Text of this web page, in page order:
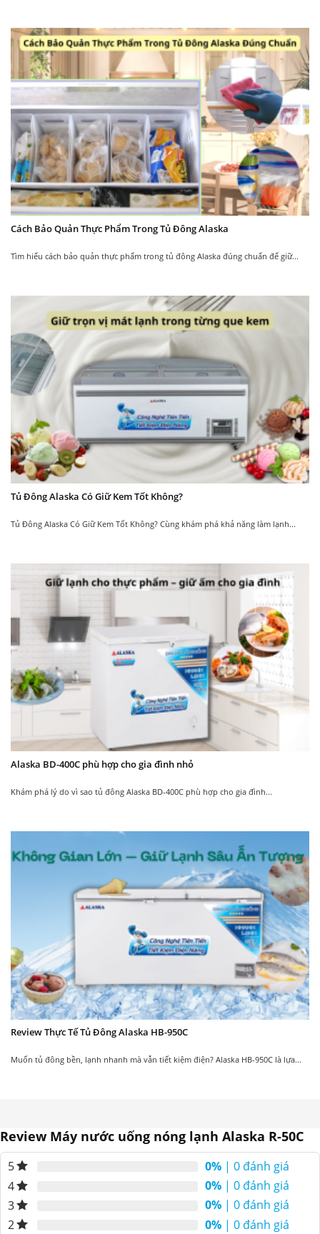
Bền bỉ, không hoen gỉ
theo thời gian sử dụng.
Mọi người có thể an tâm về
chất lượng nước khi sử dụng
Máy nước uống nóng lạnh
Có khu lấy nước riêng
biệt
Alaska R-84 có khu lấy
trong việc sử dụng
Có chức năng khóa ở vòi
nóng
Giúp người dùng an toàn khi
trong môi trường có nhiều trẻ
Máy nước uống nóng
lạnh làm lạnh bằng
Block
Máy nước uống nóng
lạnh AlaskaNhiệt độ
nóng và lạnh sâu, tiết
kiệm điện năng và có
độ bền cao
nước nóng lạnh sử dụng gas
R134A
Sử dụng gas làm lạnh là R134A
loại nhiên liệu mới, làm lạnh
nhanh hơn giúp tiết kiệm điện
năng và thân thiện với môi
trường.
Cách Bảo Quản Thực Phẩm Trong Tủ Đông Alaska
Tìm hiểu cách bảo quản thực phẩm trong tủ đông Alaska đúng chuẩn để giữ...
Tủ Đông Alaska Có Giữ Kem Tốt Không?
Tủ Đông Alaska Có Giữ Kem Tốt Không? Cùng khám phá khả năng làm lạnh...
Alaska BD-400C phù hợp cho gia đình nhỏ
Khám phá lý do vì sao tủ đông Alaska BD-400C phù hợp cho gia đình...
Review Thực Tế Tủ Đông Alaska HB-950C
Muốn tủ đông bền, lạnh nhanh mà vẫn tiết kiệm điện? Alaska HB-950C là lựa...
Review Máy nước uống nóng lạnh Alaska R-50C
5 0% | 0 đánh giá
4
0% | 0 đánh giá
3
0% | 0 đánh giá
2
0% | 0 đánh giá